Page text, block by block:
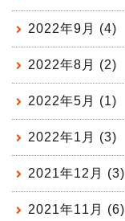
2022年9月 (4)
2022年8月 (2)
2022年5月 (1)
2022年1月 (3)
2021年12月 (3)
2021年11月 (6)